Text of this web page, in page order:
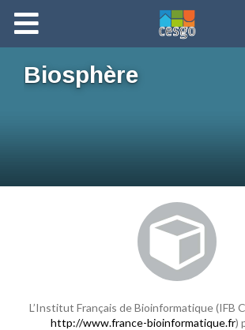
Groups
Biosphère
L’Institut Français de Bioinformatique (IFB
http://www.france-bioinformatique.fr)